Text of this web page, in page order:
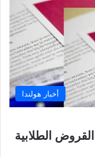
أخبار هولندا
الطلابية